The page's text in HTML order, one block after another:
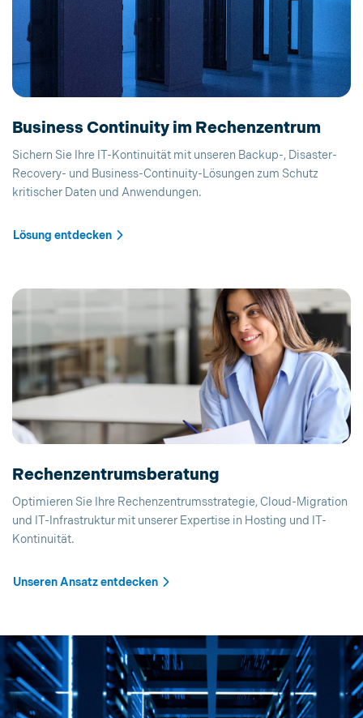
Business Continuity im Rechenzentrum
Sichern Sie Ihre IT-Kontinuität mit unseren Backup-, Disaster-
Recovery- und Business-Continuity-Lösungen zum Schutz
kritischer Daten und Anwendungen.
Lösung entdecken
Rechenzentrumsberatung
Optimieren Sie Ihre Rechenzentrumsstrategie, Cloud-Migration
und IT-Infrastruktur mit unserer Expertise in Hosting und IT-
Kontinuität.
Unseren Ansatz entdecken